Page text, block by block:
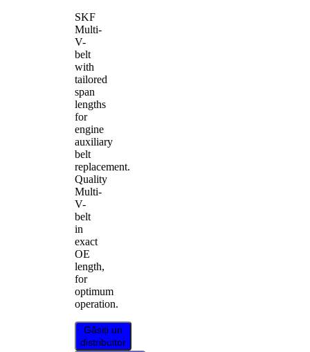
SKF
Multi-
V-
belt
with
tailored
span
lengths
for
engine
auxiliary
belt
replacement.
Quality
Multi-
V-
belt
in
exact
OE
length,
for
optimum
operation.
Găsiți un
distribuitor